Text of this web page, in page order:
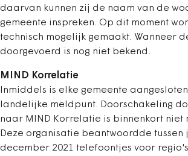
daarvan kunnen zij de naam van de
gemeente inspreken. Op dit moment
technisch mogelijk gemaakt. Wanneer
doorgevoerd is nog niet bekend.
MIND Korrelatie
Inmiddels is elke gemeente
landelijke meldpunt. Doorschakeling
naar MIND Korrelatie is binnenkort niet
Deze organisatie beantwoordde tussen
december 2021 telefoontjes voor